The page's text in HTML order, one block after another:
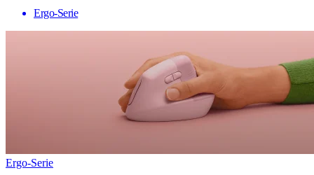
Ergo-Serie
Ergo-Serie